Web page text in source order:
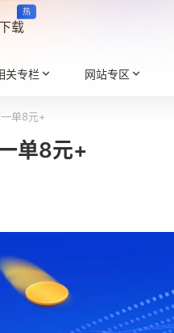
载
热
关专栏 网站专区
单8元+
单8元+